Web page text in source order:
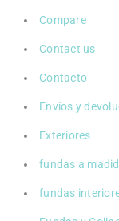
Compare
Contact us
Contacto
Envíos y
Exteriores
fundas a
fundas